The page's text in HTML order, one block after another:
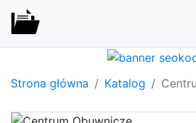
Strona główna Katalog